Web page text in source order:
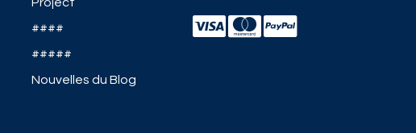
Project
####
#####
Nouvelles du Blog